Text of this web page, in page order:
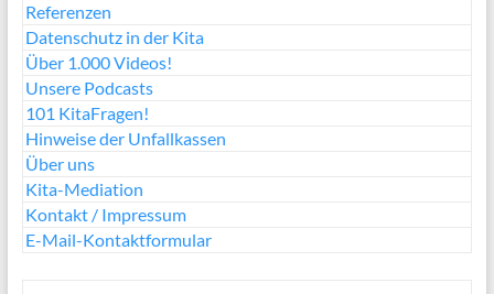
Referenzen
Datenschutz in der Kita
Über 1.000 Videos!
Unsere Podcasts
101 KitaFragen!
Hinweise der Unfallkassen
Über uns
Kita-Mediation
Kontakt / Impressum
E-Mail-Kontaktformular